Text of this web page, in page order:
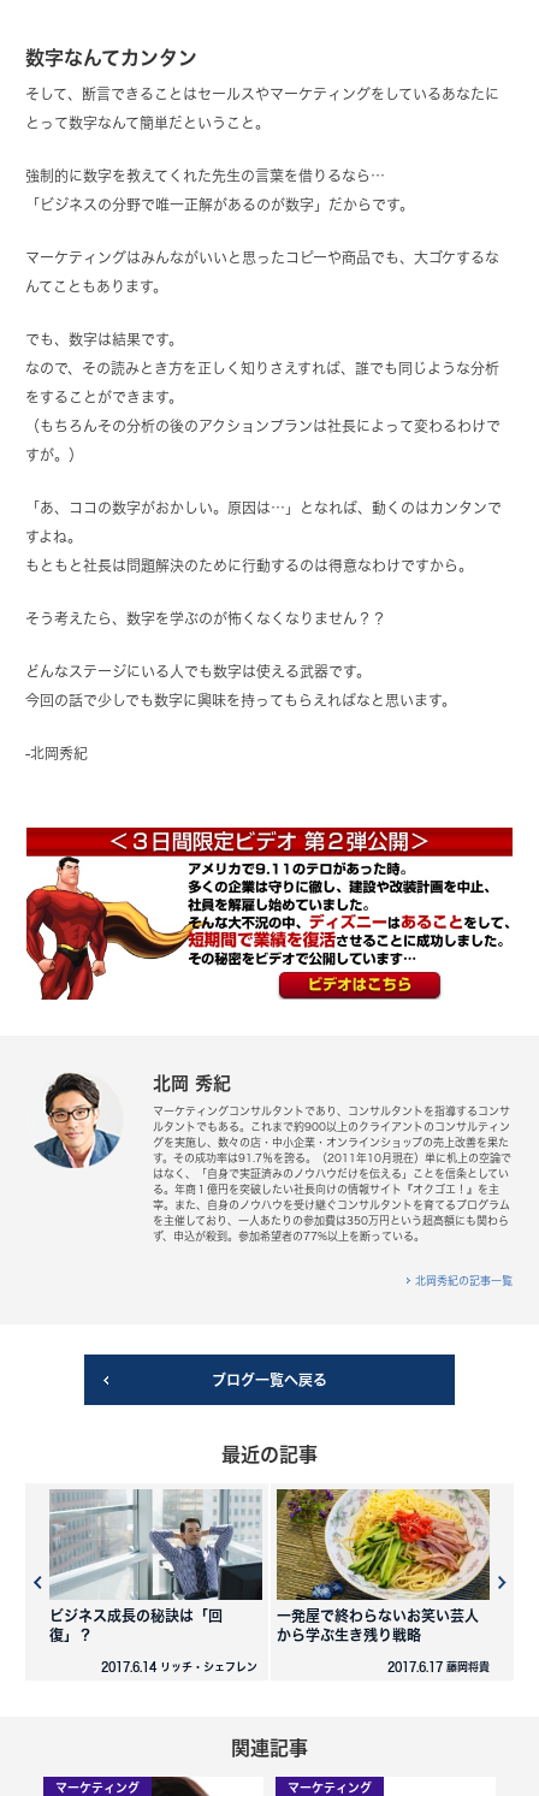
数字なんてカンタン
そして、断言できることはセールスやマーケティングをしているあなたに
とって数字なんて簡単だということ。
強制的に数字を教えてくれた先生の言葉を借りるなら…
「ビジネスの分野で唯一正解があるのが数字」だからです。
マーケティングはみんながいいと思ったコピーや商品でも、大ゴケするな
んてこともあります。
でも、数字は結果です。
なので、その読みとき方を正しく知りさえすれば、誰でも同じような分析
をすることができます。
（もちろんその分析の後のアクションプランは社長によって変わるわけで
すが。）
「あ、ココの数字がおかしい。原因は…」となれば、動くのはカンタンで
すよね。
もともと社長は問題解決のために行動するのは得意なわけですから。
そう考えたら、数字を学ぶのが怖くなくなりません？？
どんなステージにいる人でも数字は使える武器です。
今回の話で少しでも数字に興味を持ってもらえればなと思います。
-北岡秀紀
北岡 秀紀
マーケティングコンサルタントであり、コンサルタントを指導するコンサ
ルタントでもある。これまで約900以上のクライアントのコンサルティン
グを実施し、数々の店・中小企業・オンラインショップの売上改善を果た
す。その成功率は91.7％を誇る。（2011年10月現在）単に机上の空論で
はなく、「自身で実証済みのノウハウだけを伝える」ことを信条としてい
る。年商１億円を突破したい社長向けの情報サイト『オクゴエ！』を主
宰。また、自身のノウハウを受け継ぐコンサルタントを育てるプログラム
を主催しており、一人あたりの参加費は350万円という超高額にも関わら
ず、申込が殺到。参加希望者の77%以上を断っている。
北岡秀紀の記事一覧
ブログ一覧へ戻る
最近の記事
ビジネス成長の秘訣は「回
復」？
2017.6.14 リッチ・シェフレン
一発屋で終わらないお笑い芸人
から学ぶ生き残り戦略
2017.6.17 藤岡将貴
関連記事
マーケティング マーケティング